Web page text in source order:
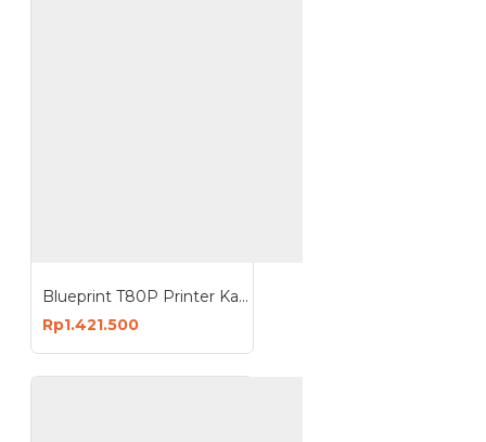
Blueprint T80P Printer Kasir Thermal Desktop 80mm USB LAN Serial RJ11
Rp1.421.500